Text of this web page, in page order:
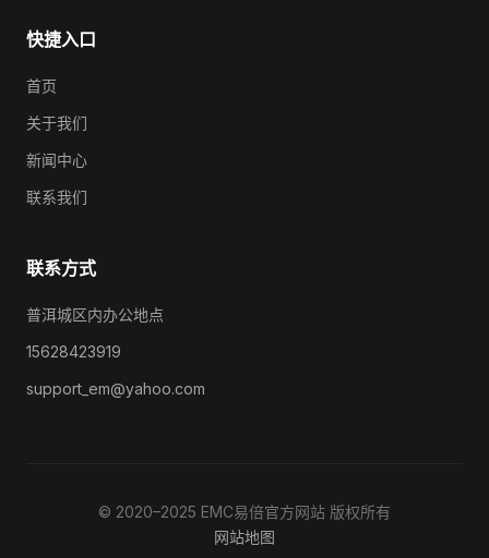
快捷入口
首页
关于我们
新闻中心
联系我们
联系方式
普洱城区内办公地点
15628423919
support_em@yahoo.com
© 2020–2025 EMC易倍官方网站 版权所有
网站地图